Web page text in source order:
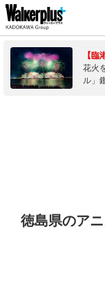
【臨
花火
ル」
徳島県のア